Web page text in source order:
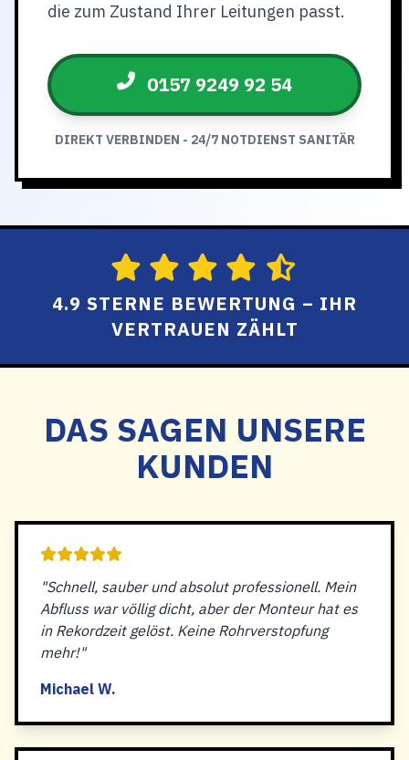
die zum Zustand Ihrer Leitungen passt.
0157 9249 92 54
DIREKT VERBINDEN - 24/7 NOTDIENST SANITÄR
4.9 STERNE BEWERTUNG – IHR
VERTRAUEN ZÄHLT
DAS SAGEN UNSERE
KUNDEN
"Schnell, sauber und absolut professionell. Mein
Abfluss war völlig dicht, aber der Monteur hat es
in Rekordzeit gelöst. Keine Rohrverstopfung
mehr!"
Michael W.